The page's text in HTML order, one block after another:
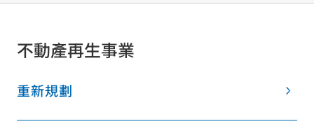
不動產再生事業
重新規劃